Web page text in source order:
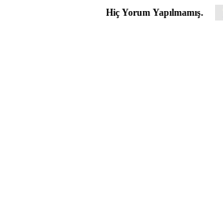
Hiç Yorum Yapılmamış.